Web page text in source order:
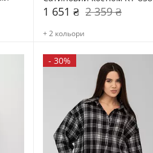
1 651 ₴ 2 359 ₴
+ 2 кольори
-30%